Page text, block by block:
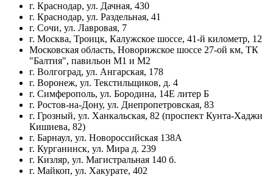
г. Краснодар, ул. Дачная, 430
г. Краснодар, ул. Раздельная, 41
г. Сочи, ул. Лавровая, 7
г. Москва, Троицк, Калужское шоссе, 41-й километр, 12
Московская область, Новорижское шоссе 27-ой км, ТК
"Балтия", павильон М1 и М2
г. Волгоград, ул. Ангарская, 178
г. Воронеж, ул. Текстильщиков, д. 4
г. Симферополь, ул. Бородина, 14Е литер Б
г. Ростов-на-Дону, ул. Днепропетровская, 83
г. Грозный, ул. Ханкальская, 82 (проспект Кунта-Хаджи
Кишиева, 82)
г. Барнаул, ул. Новороссийская 138А
г. Курганинск, ул. Мира д. 239
г. Кизляр, ул. Магистральная 140 б.
г. Майкоп, ул. Хакурате, 402